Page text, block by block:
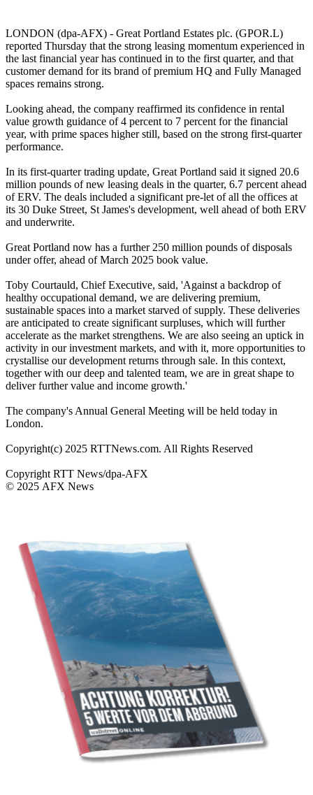
LONDON (dpa-AFX) - Great Portland Estates plc. (GPOR.L)
reported Thursday that the strong leasing momentum experienced in
the last financial year has continued in to the first quarter, and that
customer demand for its brand of premium HQ and Fully Managed
spaces remains strong.
Looking ahead, the company reaffirmed its confidence in rental
value growth guidance of 4 percent to 7 percent for the financial
year, with prime spaces higher still, based on the strong first-quarter
performance.
In its first-quarter trading update, Great Portland said it signed 20.6
million pounds of new leasing deals in the quarter, 6.7 percent ahead
of ERV. The deals included a significant pre-let of all the offices at
its 30 Duke Street, St James's development, well ahead of both ERV
and underwrite.
Great Portland now has a further 250 million pounds of disposals
under offer, ahead of March 2025 book value.
Toby Courtauld, Chief Executive, said, 'Against a backdrop of
healthy occupational demand, we are delivering premium,
sustainable spaces into a market starved of supply. These deliveries
are anticipated to create significant surpluses, which will further
accelerate as the market strengthens. We are also seeing an uptick in
activity in our investment markets, and with it, more opportunities to
crystallise our development returns through sale. In this context,
together with our deep and talented team, we are in great shape to
deliver further value and income growth.'
The company's Annual General Meeting will be held today in
London.
Copyright(c) 2025 RTTNews.com. All Rights Reserved
Copyright RTT News/dpa-AFX
© 2025 AFX News